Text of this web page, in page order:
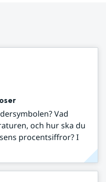
Vad
och hur ska du
procentsiffror? I